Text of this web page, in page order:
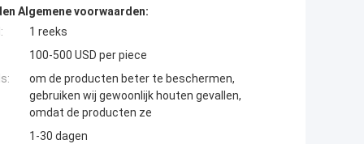
Algemene voorwaarden:
1 reeks
100-500 USD per piece
om de producten beter te beschermen,
gebruiken wij gewoonlijk houten gevallen,
omdat de producten ze
1-30 dagen